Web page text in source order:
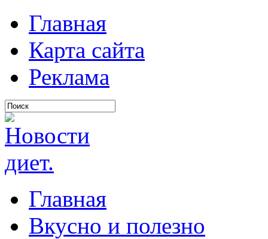
Главная
Карта сайта
Реклама
Главная
Вкусно и полезно